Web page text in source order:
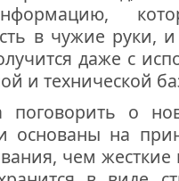
в чужие руки,
даже с
и технической
поговорить о
основаны на
чем